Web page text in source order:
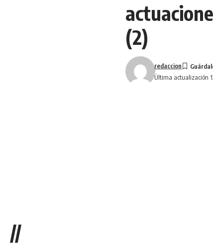
(2)
Última actualización
redaccion
//